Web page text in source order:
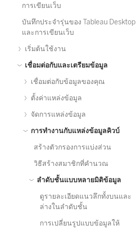
การเขียนเว็บ
บันทึกประจำรุ่นของ Tableau Desktop
และการเขียนเว็บ
เริ่มต้นใช้งาน
เชื่อมต่อกับและเตรียมข้อมูล
เชื่อมต่อกับข้อมูลของคุณ
ตั้งค่าแหล่งข้อมูล
จัดการแหล่งข้อมูล
การทำงานกับแหล่งข้อมูลคิวบ์
สร้างตัวกรองการแบ่งส่วน
วิธีสร้างสมาชิกที่คำนวณ
ลำดับชั้นแบบหลายมิติข้อมูล
ดูรายละเอียดแนวลึกทั้งบนและ
ล่างในลำดับชั้น
การเปลี่ยนรูปแบบข้อมูลให้